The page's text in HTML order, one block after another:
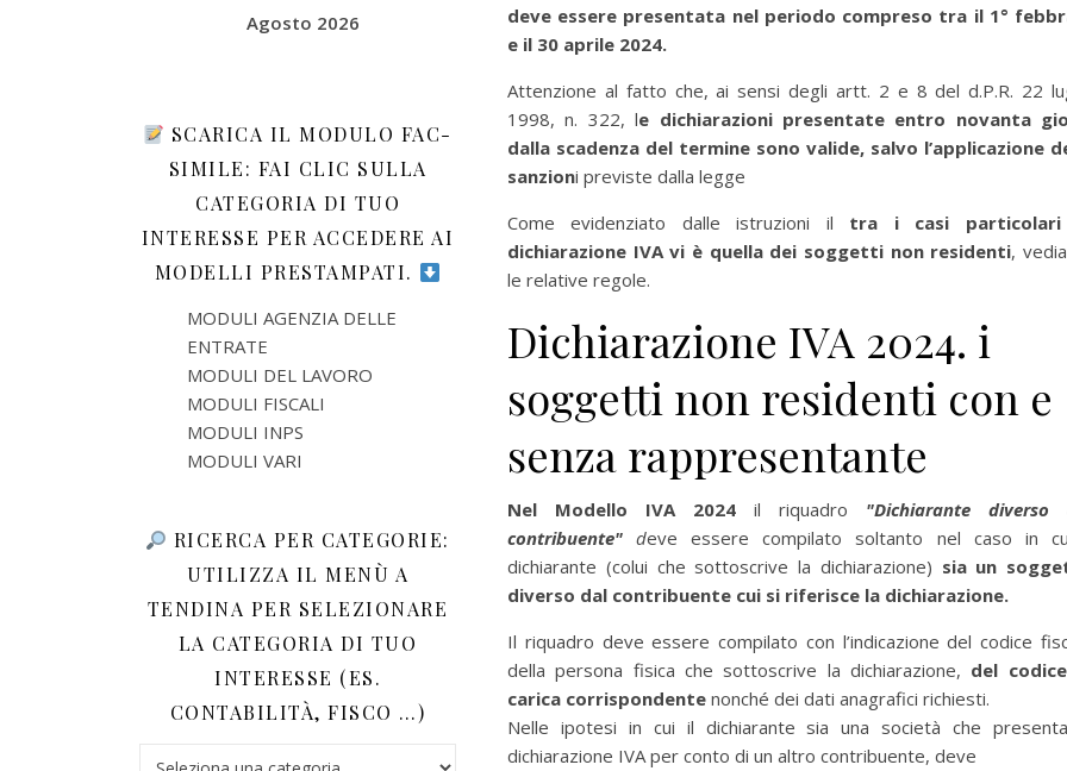
Agosto 2026
SCARICA IL MODULO FAC-
SIMILE: FAI CLIC SULLA
CATEGORIA DI TUO
INTERESSE PER ACCEDERE AI
MODELLI PRESTAMPATI.
MODULI AGENZIA DELLE
ENTRATE
MODULI DEL LAVORO
MODULI FISCALI
MODULI INPS
MODULI VARI
RICERCA PER CATEGORIE:
UTILIZZA IL MENÙ A
TENDINA PER SELEZIONARE
LA CATEGORIA DI TUO
INTERESSE (ES.
CONTABILITÀ, FISCO …)
Ricerca per categorie: utilizza il menù a tendina per selezionare la categoria di tuo interesse (es. contabilità, Fisco
deve essere presentata nel periodo compreso tra il 1°
e il 30 aprile 2024.
Attenzione al fatto che, ai sensi degli artt. 2 e 8 del d.P.R. 22
1998, n. 322, le dichiarazioni presentate entro novanta
dalla scadenza del termine sono valide, salvo l’applicazione
sanzioni previste dalla legge
Come evidenziato dalle istruzioni il tra i casi
dichiarazione IVA vi è quella dei soggetti non residenti,
le relative regole.
Dichiarazione IVA 2024. i
soggetti non residenti con e
senza rappresentante
Nel Modello IVA 2024 il riquadro "Dichiarante diverso
contribuente" deve essere compilato soltanto nel caso in
dichiarante (colui che sottoscrive la dichiarazione) sia un
diverso dal contribuente cui si riferisce la dichiarazione.
Il riquadro deve essere compilato con l’indicazione del codice
della persona fisica che sottoscrive la dichiarazione, del
carica corrispondente nonché dei dati anagrafici richiesti.
Nelle ipotesi in cui il dichiarante sia una società che
dichiarazione IVA per conto di un altro contribuente, deve